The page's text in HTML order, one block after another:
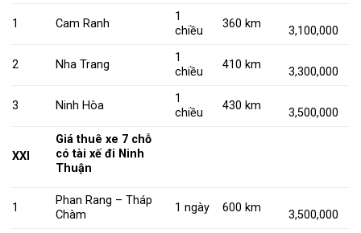
1 Cam Ranh
1
chiều
360 km
3,100,000
2 Nha Trang
1
chiều
410 km
3,300,000
3 Ninh Hòa
1
chiều
430 km
3,500,000
XXI
Giá thuê xe 7 chỗ
có tài xế đi Ninh
Thuận
1
Phan Rang – Tháp
Chàm
1 ngày 600 km
3,500,000